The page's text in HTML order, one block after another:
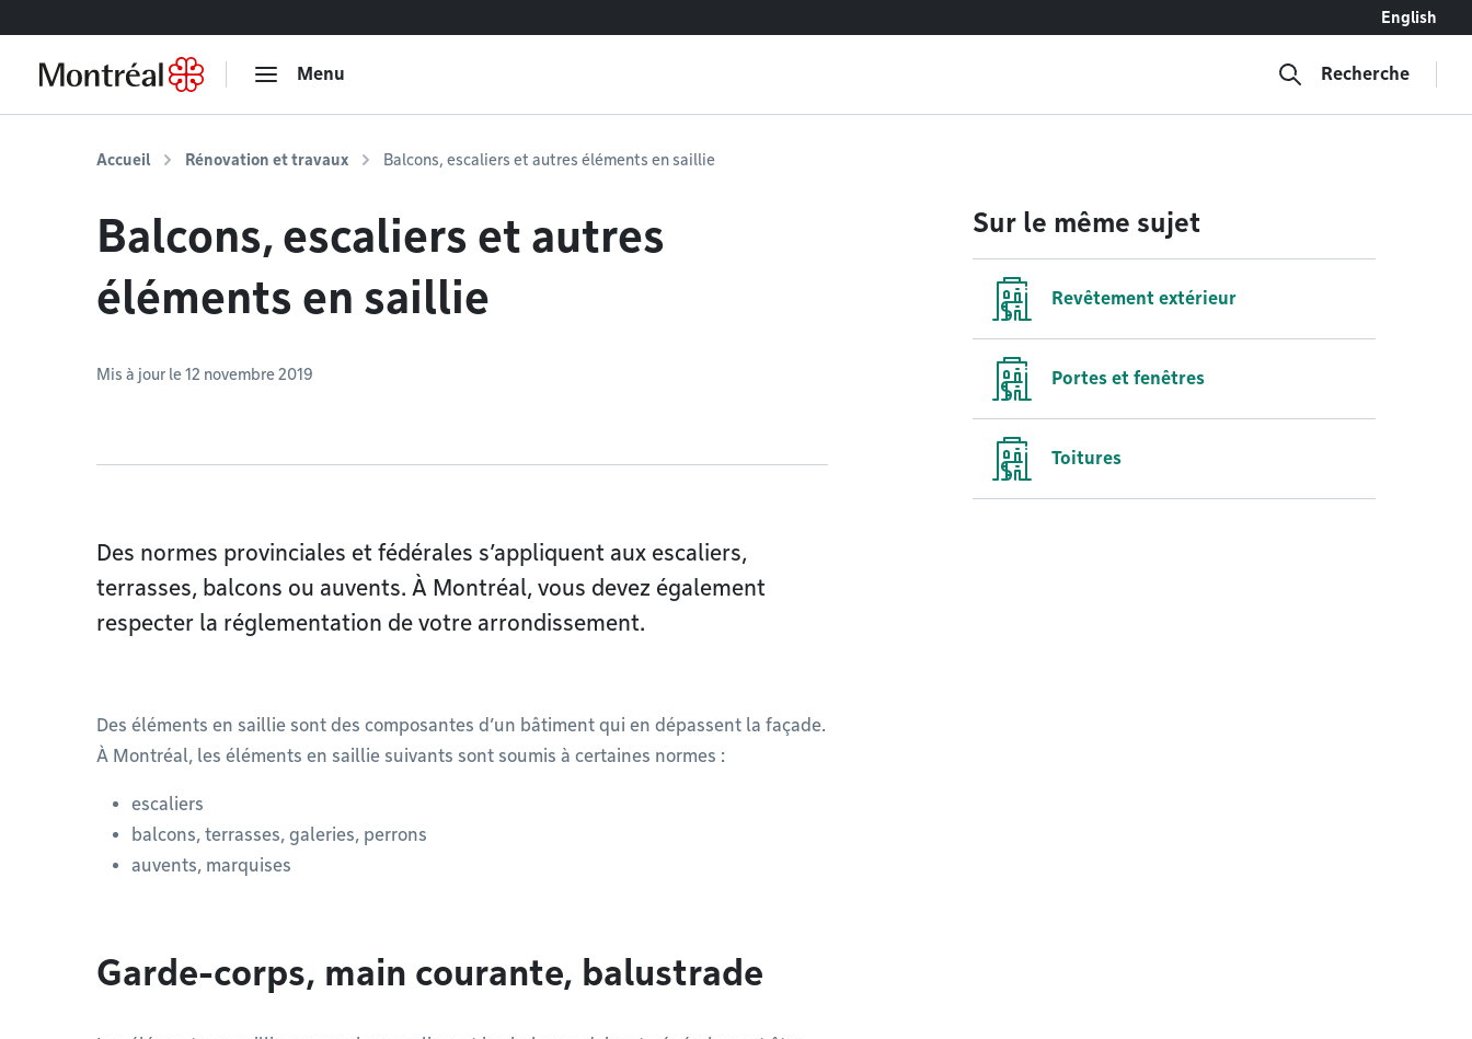
English
Menu Recherche
Accueil Rénovation et travaux Balcons, escaliers et autres éléments en saillie
Balcons, escaliers et autres
éléments en saillie
Mis à jour le 12 novembre 2019
Des normes provinciales et fédérales s’appliquent aux escaliers,
terrasses, balcons ou auvents. À Montréal, vous devez également
respecter la réglementation de votre arrondissement.
Des éléments en saillie sont des composantes d’un bâtiment qui en dépassent la façade.
À Montréal, les éléments en saillie suivants sont soumis à certaines normes :
escaliers
balcons, terrasses, galeries, perrons
auvents, marquises
Garde-corps, main courante, balustrade
Sur le même sujet
Revêtement extérieur
Portes et fenêtres
Toitures